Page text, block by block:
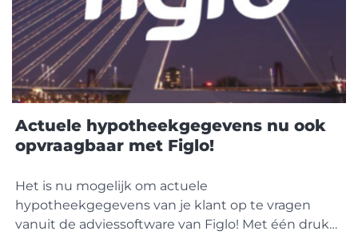
Actuele hypotheekgegevens nu ook
opvraagbaar met Figlo!
Het is nu mogelijk om actuele
hypotheekgegevens van je klant op te vragen
vanuit de adviessoftware van Figlo! Met één druk